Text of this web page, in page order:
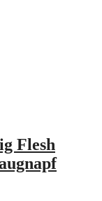
Flesh